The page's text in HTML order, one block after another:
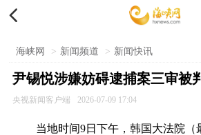

海峡网 > 新闻频道 > 新闻快讯
尹锡悦涉嫌妨碍逮捕案三审被
央视新闻客户端 2026-07-09 17:04
当地时间9日下午，韩国大法院（